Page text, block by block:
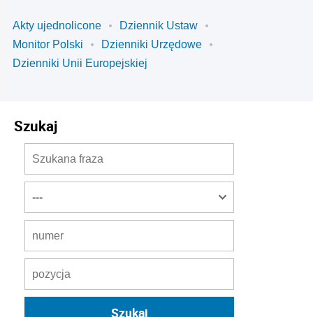
Akty ujednolicone
Dziennik Ustaw
Monitor Polski
Dzienniki Urzędowe
Dzienniki Unii Europejskiej
Szukaj